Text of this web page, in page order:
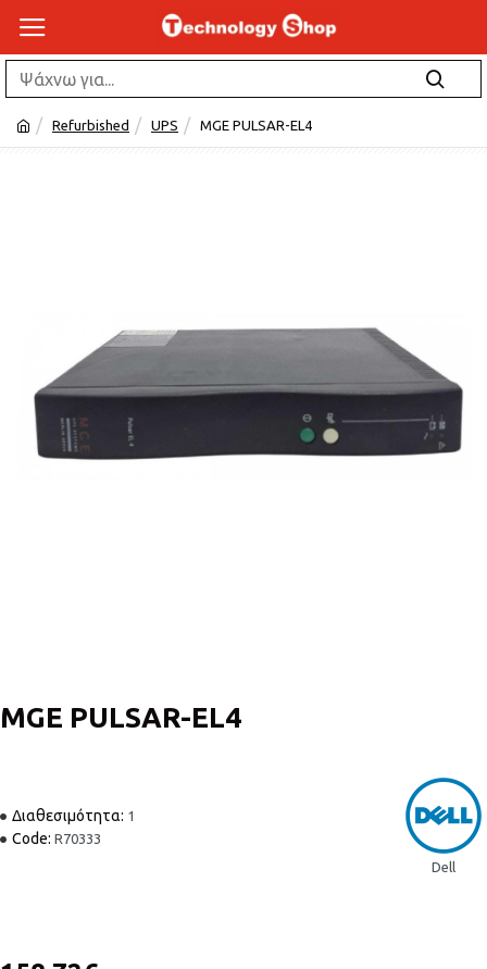
Refurbished UPS MGE PULSAR-EL4
MGE PULSAR-EL4
Διαθεσιμότητα: 1
Code: R70333
Dell